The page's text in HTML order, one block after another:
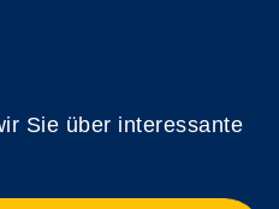
Sie über interessante